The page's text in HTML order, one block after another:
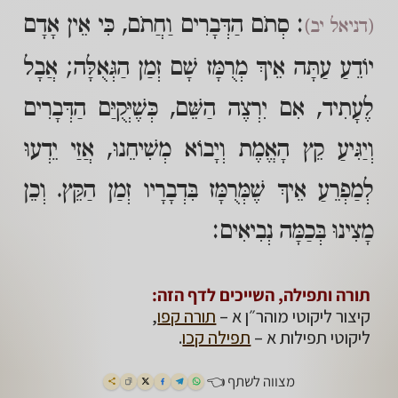
(דניאל יב): סְתֹם הַדְּבָרִים וַחֲתֹם, כִּי אֵין אָדָם
יוֹדֵעַ עַתָּה אֵיךְ מְרֻמָּז שָׁם זְמַן הַגְּאֻלָּה; אֲבָל
לֶעָתִיד, אִם יִרְצֶה הַשֵּׁם, כְּשֶׁיְּקֻיַּם הַדְּבָרִים
וְיַגִּיעַ קֵץ הָאֱמֶת וְיָבוֹא מְשִׁיחֵנוּ, אֲזַי יֵדְעוּ
לְמַפְרֵעַ אֵיךְ שֶׁמְּרֻמָּז בִּדְבָרָיו זְמַן הַקֵּץ. וְכֵן
מָצִינוּ בְּכַמָּה נְבִיאִים:
תורה ותפילה, השייכים לדף הזה:
קיצור ליקוטי מוהר״ן א – תורה קפו,
ליקוטי תפילות א – תפילה קכו.
מצווה לשתף 👈